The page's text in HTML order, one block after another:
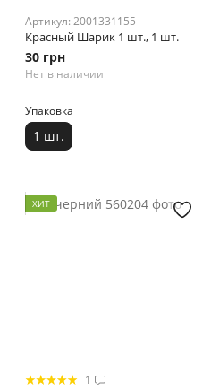
Артикул: 2001331155
Красный Шарик 1 шт., 1 шт.
30 грн
Нет в наличии
Упаковка
1 шт.
ХИТ
1